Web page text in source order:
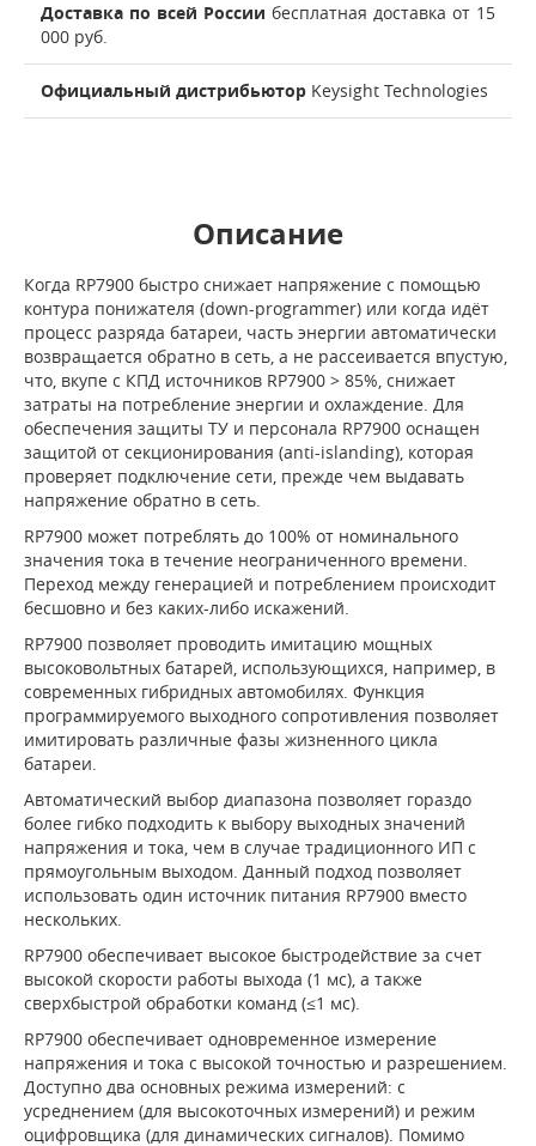
Доставка по всей России бесплатная доставка от 15
000 руб.
Официальный дистрибьютор Keysight Technologies
Описание
Когда RP7900 быстро снижает напряжение с помощью
контура понижателя (down-programmer) или когда идёт
процесс разряда батареи, часть энергии автоматически
возвращается обратно в сеть, а не рассеивается впустую,
что, вкупе с КПД источников RP7900 > 85%, снижает
затраты на потребление энергии и охлаждение. Для
обеспечения защиты ТУ и персонала RP7900 оснащен
защитой от секционирования (anti-islanding), которая
проверяет подключение сети, прежде чем выдавать
напряжение обратно в сеть.
RP7900 может потреблять до 100% от номинального
значения тока в течение неограниченного времени.
Переход между генерацией и потреблением происходит
бесшовно и без каких-либо искажений.
RP7900 позволяет проводить имитацию мощных
высоковольтных батарей, использующихся, например, в
современных гибридных автомобилях. Функция
программируемого выходного сопротивления позволяет
имитировать различные фазы жизненного цикла
батареи.
Автоматический выбор диапазона позволяет гораздо
более гибко подходить к выбору выходных значений
напряжения и тока, чем в случае традиционного ИП с
прямоугольным выходом. Данный подход позволяет
использовать один источник питания RP7900 вместо
нескольких.
RP7900 обеспечивает высокое быстродействие за счет
высокой скорости работы выхода (1 мс), а также
сверхбыстрой обработки команд (≤1 мс).
RP7900 обеспечивает одновременное измерение
напряжения и тока с высокой точностью и разрешением.
Доступно два основных режима измерений: с
усреднением (для высокоточных измерений) и режим
оцифровщика (для динамических сигналов). Помимо